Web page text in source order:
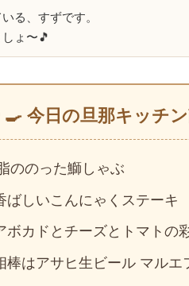
る、すずです。
ょ〜🎵
今日の旦那キッチ
ののった鰤しゃぶ
ばしいこんにゃくステーキ
ボカドとチーズとトマトの
棒はアサヒ生ビール マルエ